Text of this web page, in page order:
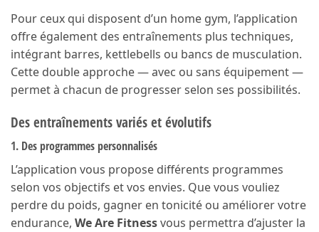
Pour ceux qui disposent d’un home gym, l’application
offre également des entraînements plus techniques,
intégrant barres, kettlebells ou bancs de musculation.
Cette double approche — avec ou sans équipement —
permet à chacun de progresser selon ses possibilités.
Des entraînements variés et évolutifs
1. Des programmes personnalisés
L’application vous propose différents programmes
selon vos objectifs et vos envies. Que vous vouliez
perdre du poids, gagner en tonicité ou améliorer votre
endurance, We Are Fitnessvous permettra d’ajuster la